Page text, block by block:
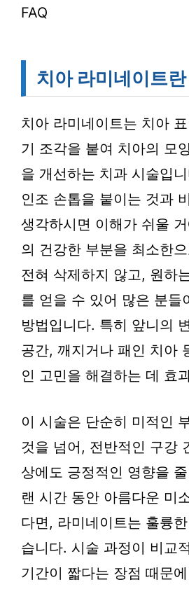
FAQ
치아 라미네이트
치아 라미네이트는 치아
기 조각을 붙여 치아의 모
을 개선하는 치과 시술입
인조 손톱을 붙이는 것과
생각하시면 이해가 쉬울
의 건강한 부분을 최소한
전혀 삭제하지 않고, 원하
를 얻을 수 있어 많은 분들
방법입니다. 특히 앞니의
공간, 깨지거나 패인 치아
인 고민을 해결하는 데 효
이 시술은 단순히 미적인
것을 넘어, 전반적인 구강
상에도 긍정적인 영향을
랜 시간 동안 아름다운 미
다면, 라미네이트는 훌륭
습니다. 시술 과정이 비교
기간이 짧다는 장점 때문